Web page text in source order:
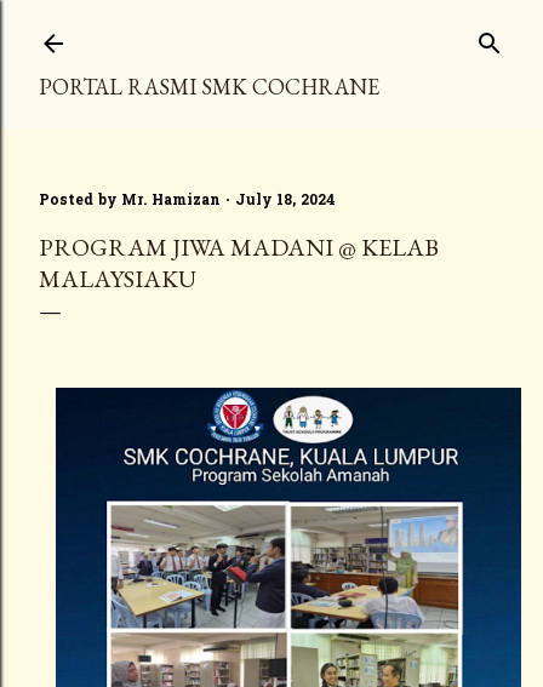
PORTAL RASMI SMK COCHRANE
Posted by Mr. Hamizan July 18, 2024
PROGRAM JIWA MADANI @ KELAB
MALAYSIAKU